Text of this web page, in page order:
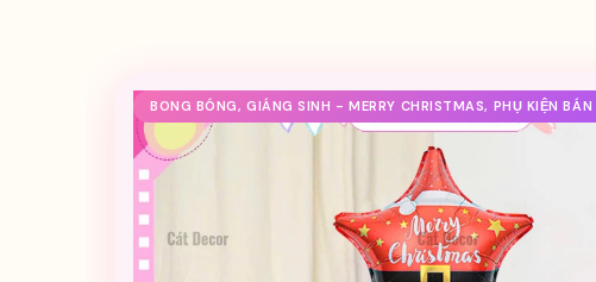
BONG BÓNG, GIÁNG SINH - MERRY CHRISTMAS, PHỤ KIỆN BÁN